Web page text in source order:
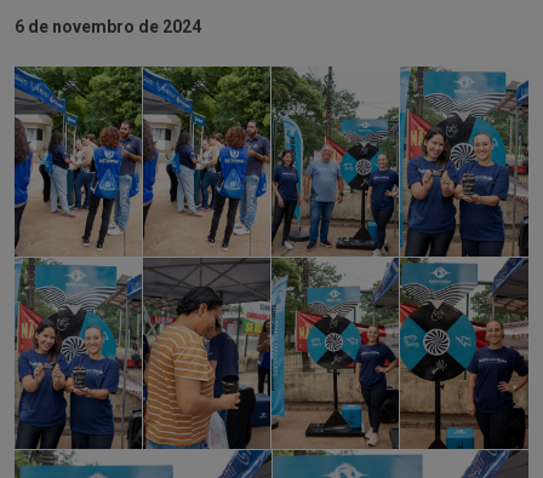
6 de novembro de 2024